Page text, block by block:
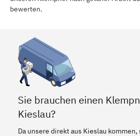
bewerten.
Sie brauchen einen
Kieslau?
Da unsere direkt aus Kieslau